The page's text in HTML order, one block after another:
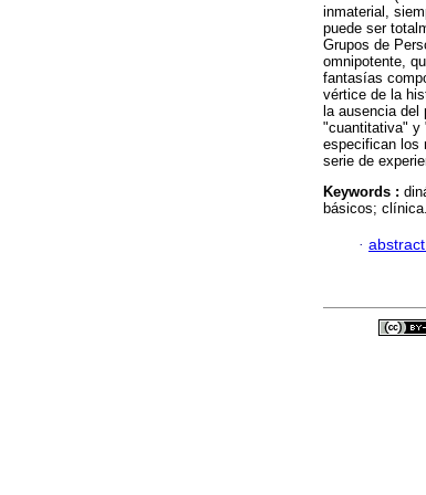
inmaterial,
puede ser
Grupos de
omnipotente,
fantasías
vértice de la
la ausencia
"cuantitativa" y
especifican los
serie de
Keywords :
básicos; clínica.
·